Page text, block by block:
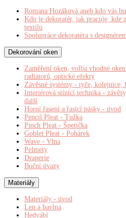
Romana Hozáková aneb kdo vás
Kdo je dekoratér, jak pracuje, kde
textilu
Spolupráce dekoratéra s
Dekorování oken
Zaměření oken, volba vhodné
radiátorů, optické efekty
Závěsné systémy - tyče, kolejnice,
Interiérová stínící technika -
další
Horní řasení a řasící pásky - úvod
Pencil Pleat - Tužka
Pinch Pleat - Špetička
Goblet Pleat - Pohárek
Wave - Vlna
Pelmety
Draperie
Boční úvazy
Materiály
Materiály - úvod
Len a bavlna
Hedvábí